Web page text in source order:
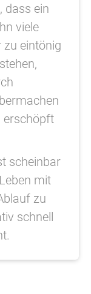
dass ein
viele
eintönig
erschöpft
scheinbar
mit
zu
schnell